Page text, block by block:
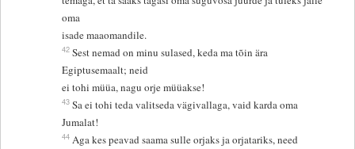
oma
isade maaomandile.
42 Sest nemad on minu sulased, keda ma tõin ära
Egiptusemaalt; neid
ei tohi müüa, nagu orje müüakse!
43 Sa ei tohi teda valitseda vägivallaga, vaid karda oma
Jumalat!
44 Aga kes peavad saama sulle orjaks ja orjatariks, need